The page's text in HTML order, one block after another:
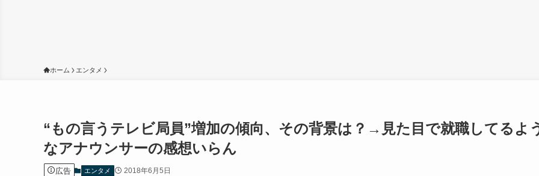
ホーム エンタメ
“もの言うテレビ局員”増加の傾向、その背景は？→見た目で就職してるよ
なアナウンサーの感想いらん
広告 エンタメ 2018年6月5日